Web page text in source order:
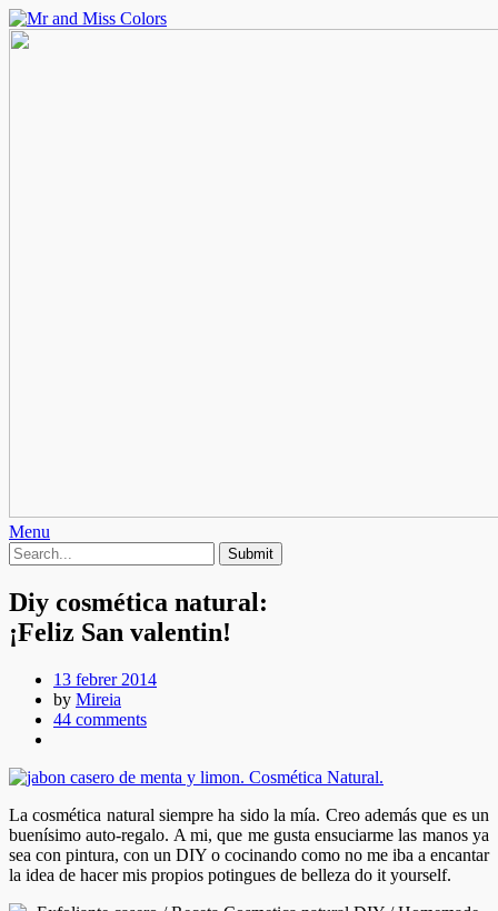
Menu
Diy cosmética natural:
¡Feliz San valentin!
13 febrer 2014
by Mireia
44 comments
La cosmética natural siempre ha sido la mía. Creo además que es un
buenísimo auto-regalo. A mi, que me gusta ensuciarme las manos ya
sea con pintura, con un DIY o cocinando como no me iba a encantar
la idea de hacer mis propios potingues de belleza do it yourself.